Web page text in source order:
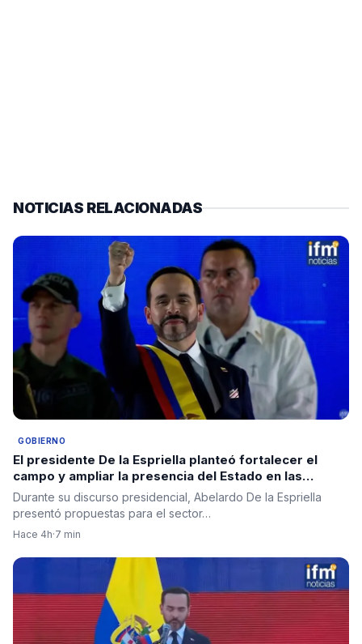
NOTICIAS RELACIONADAS
GOBIERNO
El presidente De la Espriella planteó fortalecer el
campo y ampliar la presencia del Estado en las
regiones
Durante su discurso presidencial, Abelardo De la Espriella
presentó propuestas para el sector…
Hace 4h·7 min